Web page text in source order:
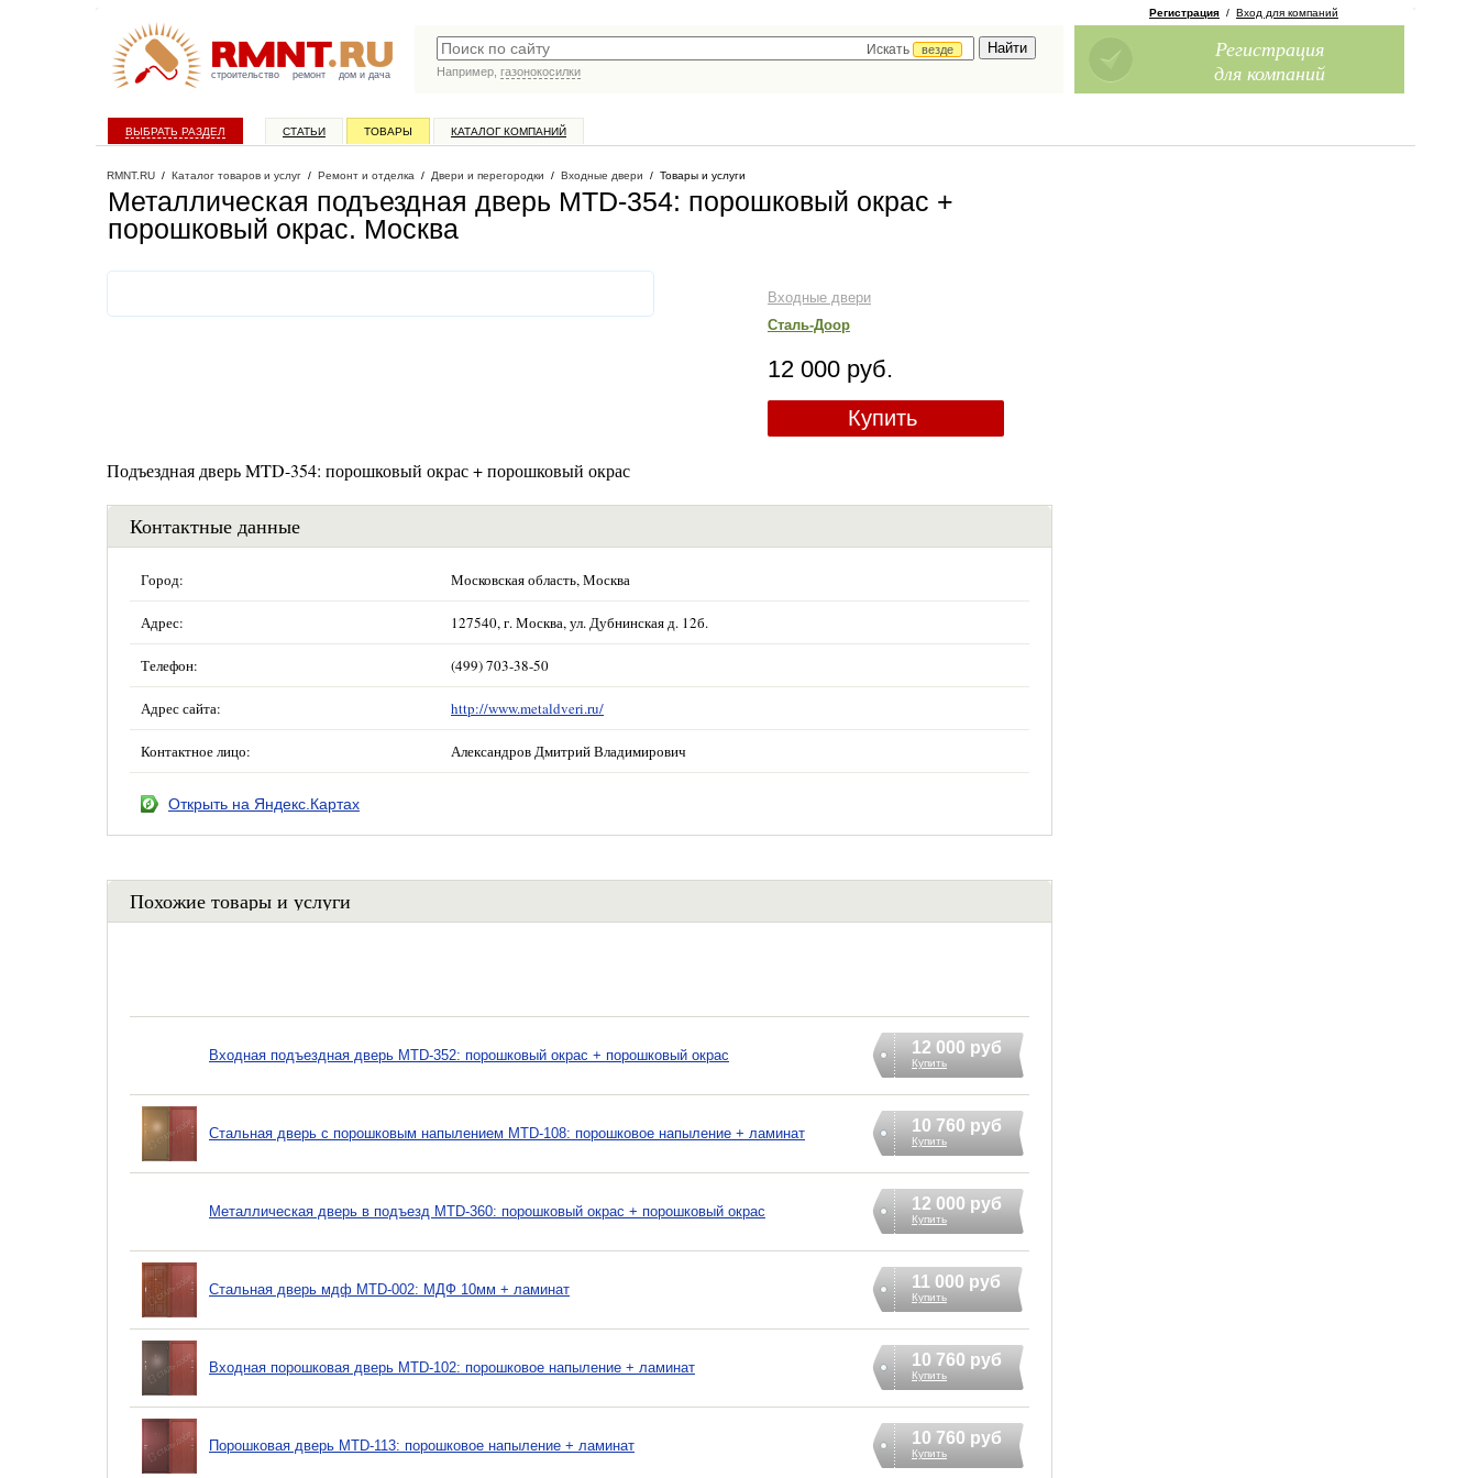
строительство ремонт дом и дача
Искать
везде
Например, газонокосилки
Регистрация / Вход для компаний
Регистрация
для компаний
ВЫБРАТЬ РАЗДЕЛ СТАТЬИ ТОВАРЫ КАТАЛОГ КОМПАНИЙ
RMNT.RU / Каталог товаров и услуг / Ремонт и отделка / Двери и перегородки / Входные двери / Товары и услуги
Металлическая подъездная дверь MTD-354: порошковый окрас +
порошковый окрас. Москва
Входные двери
Сталь-Доор
12 000 руб.
Купить
Подъездная дверь MTD-354: порошковый окрас + порошковый окрас
Контактные данные
Город: Московская область, Москва
Адрес: 127540, г. Москва, ул. Дубнинская д. 12б.
Телефон: (499) 703-38-50
Адрес сайта: http://www.metaldveri.ru/
Контактное лицо: Александров Дмитрий Владимирович
Открыть на Яндекс.Картах
Похожие товары и услуги
Входная подъездная дверь MTD-352: порошковый окрас + порошковый окрас 12 000 руб
Купить
Стальная дверь с порошковым напылением MTD-108: порошковое напыление + ламинат 10 760 руб
Купить
Металлическая дверь в подъезд MTD-360: порошковый окрас + порошковый окрас 12 000 руб
Купить
Стальная дверь мдф MTD-002: МДФ 10мм + ламинат 11 000 руб
Купить
Входная порошковая дверь MTD-102: порошковое напыление + ламинат 10 760 руб
Купить
Порошковая дверь MTD-113: порошковое напыление + ламинат 10 760 руб
Купить